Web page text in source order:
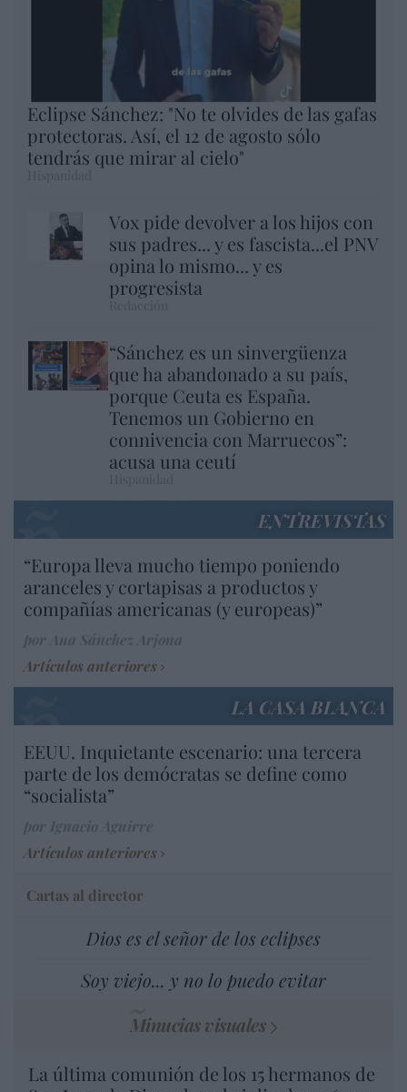
Eclipse Sánchez: "No te olvides de las gafas
protectoras. Así, el 12 de agosto sólo
tendrás que mirar al cielo"
Vox pide devolver a los hijos con
sus padres... y es fascista...el PNV
opina lo mismo... y es
progresista
“Sánchez es un sinvergüenza
que ha abandonado a su país,
porque Ceuta es España.
Tenemos un Gobierno en
connivencia con Marruecos”:
acusa una ceutí
ENTREVISTAS
“Europa lleva mucho tiempo poniendo
aranceles y cortapisas a productos y
compañías americanas (y europeas)”
Artículos anteriores
LA CASA BLANCA
EEUU. Inquietante escenario: una tercera
parte de los demócratas se define como
“socialista”
Artículos anteriores
Cartas al director
Dios es el señor de los eclipses
Soy viejo... y no lo puedo evitar
Minucias visuales
La última comunión de los 15 hermanos de